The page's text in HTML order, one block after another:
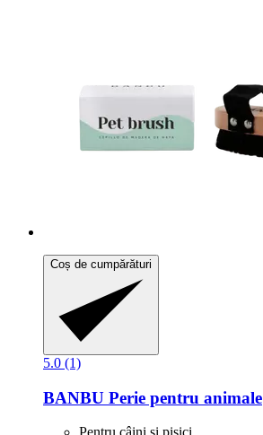
Coș de cumpărături
5.0 (1)
BANBU Perie pentru animale